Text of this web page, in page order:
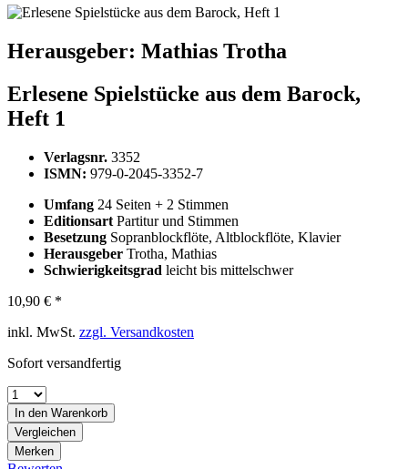
Herausgeber: Mathias Trotha
Erlesene Spielstücke aus dem Barock,
Heft 1
Verlagsnr. 3352
ISMN: 979-0-2045-3352-7
Umfang 24 Seiten + 2 Stimmen
Editionsart Partitur und Stimmen
Besetzung Sopranblockflöte, Altblockflöte, Klavier
Herausgeber Trotha, Mathias
Schwierigkeitsgrad leicht bis mittelschwer
10,90 € *
inkl. MwSt. zzgl. Versandkosten
Sofort versandfertig
In den Warenkorb
Vergleichen
Merken